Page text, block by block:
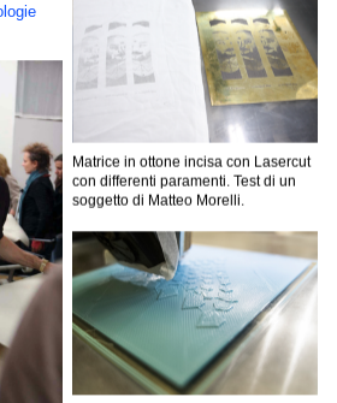
Matrice in ottone incisa con Lasercut
con differenti paramenti. Test di un
soggetto di Matteo Morelli.